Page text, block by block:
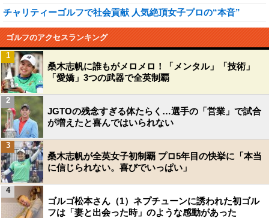
チャリティーゴルフで社会貢献 人気絶頂女子プロの“本音”
ゴルフのアクセスランキング
桑木志帆に誰もがメロメロ！「メンタル」「技術」
「愛嬌」3つの武器で全英制覇
1
JGTOの残念すぎる体たらく…選手の「営業」で試合
が増えたと喜んではいられない
2
桑木志帆が全英女子初制覇 プロ5年目の快挙に「本当
に信じられない。喜びでいっぱい」
3
ゴルゴ松本さん（1）ネプチューンに誘われた初ゴル
フは「妻と出会った時」のような感動があった
4